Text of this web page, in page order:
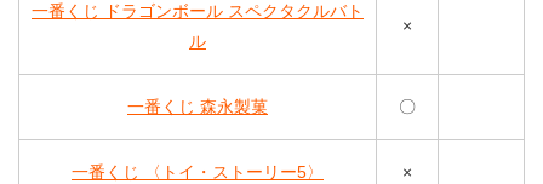
一番くじ ドラゴンボール スペクタクルバト
ル
×
一番くじ 森永製菓 〇
一番くじ 〈トイ・ストーリー5〉 ×